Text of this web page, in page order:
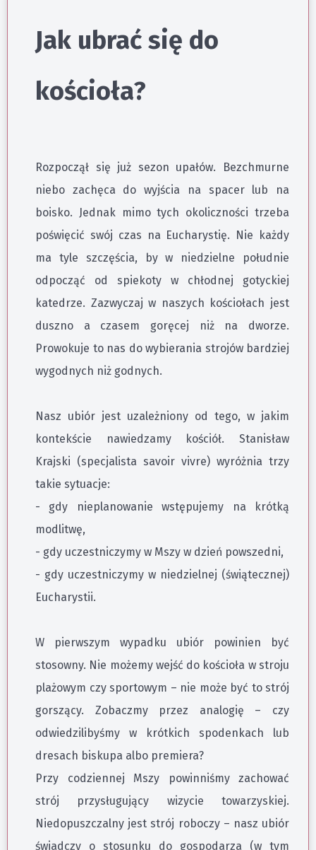
Jak ubrać się do
kościoła?
Rozpoczął się już sezon upałów. Bezchmurne
niebo zachęca do wyjścia na spacer lub na
boisko. Jednak mimo tych okoliczności trzeba
poświęcić swój czas na Eucharystię. Nie każdy
ma tyle szczęścia, by w niedzielne południe
odpocząć od spiekoty w chłodnej gotyckiej
katedrze. Zazwyczaj w naszych kościołach jest
duszno a czasem goręcej niż na dworze.
Prowokuje to nas do wybierania strojów bardziej
wygodnych niż godnych.
Nasz ubiór jest uzależniony od tego, w jakim
kontekście nawiedzamy kościół. Stanisław
Krajski (specjalista savoir vivre) wyróżnia trzy
takie sytuacje:
- gdy nieplanowanie wstępujemy na krótką
modlitwę,
- gdy uczestniczymy w Mszy w dzień powszedni,
- gdy uczestniczymy w niedzielnej (świątecznej)
Eucharystii.
W pierwszym wypadku ubiór powinien być
stosowny. Nie możemy wejść do kościoła w stroju
plażowym czy sportowym – nie może być to strój
gorszący. Zobaczmy przez analogię – czy
odwiedzilibyśmy w krótkich spodenkach lub
dresach biskupa albo premiera?
Przy codziennej Mszy powinniśmy zachować
strój przysługujący wizycie towarzyskiej.
Niedopuszczalny jest strój roboczy – nasz ubiór
świadczy o stosunku do gospodarza (w tym